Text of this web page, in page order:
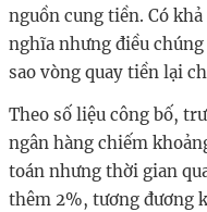
nguồn cung tiền. Có
nghĩa nhưng điều
sao vòng quay tiền lại
Theo số liệu công bố,
ngân hàng chiếm
toán nhưng thời gian
thêm 2%, tương đương